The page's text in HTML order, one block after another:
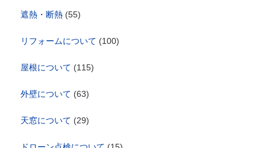
遮熱・断熱 (55)
リフォームについて (100)
屋根について (115)
外壁について (63)
天窓について (29)